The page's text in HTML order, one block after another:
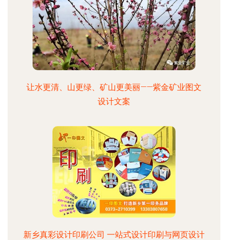
让水更清、山更绿、矿山更美丽——紫金矿业图文
设计文案
新乡真彩设计印刷公司 一站式设计印刷与网页设计